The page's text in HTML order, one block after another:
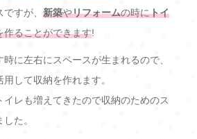
すが、 新築やリフォームの時にトイ
作ることができます!
時に左右にスペースが生まれるので、
して収納を作れます。
イレも増えてきたので収納のためのス
た。